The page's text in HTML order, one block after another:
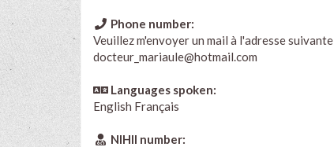
Phone number:
Veuillez m'envoyer un mail à l'adresse suivante
docteur_mariaule@hotmail.com
Languages spoken:
English Français
NIHII number: